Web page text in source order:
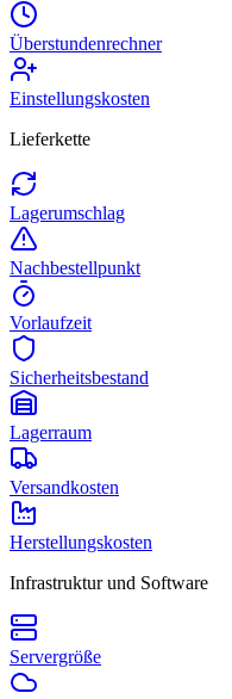
Überstundenrechner
Einstellungskosten
Lieferkette
Lagerumschlag
Nachbestellpunkt
Vorlaufzeit
Sicherheitsbestand
Lagerraum
Versandkosten
Herstellungskosten
Infrastruktur und Software
Servergröße